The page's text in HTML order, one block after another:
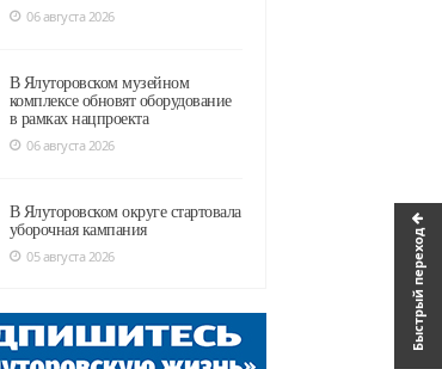
Быстрый переход
06 августа 2026
В Ялуторовском музейном
комплексе обновят оборудование
в рамках нацпроекта
06 августа 2026
В Ялуторовском округе стартовала
уборочная кампания
05 августа 2026